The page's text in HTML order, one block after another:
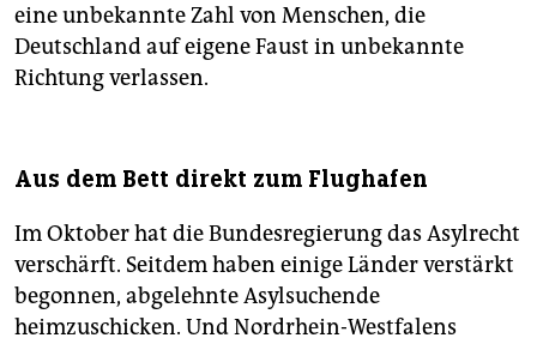
eine unbekannte Zahl von Menschen, die
Deutschland auf eigene Faust in unbekannte
Richtung verlassen.
Aus dem Bett direkt zum Flughafen
Im Oktober hat die Bundesregierung das Asylrecht
verschärft. Seitdem haben einige Länder verstärkt
begonnen, abgelehnte Asylsuchende
heimzuschicken. Und Nordrhein-Westfalens